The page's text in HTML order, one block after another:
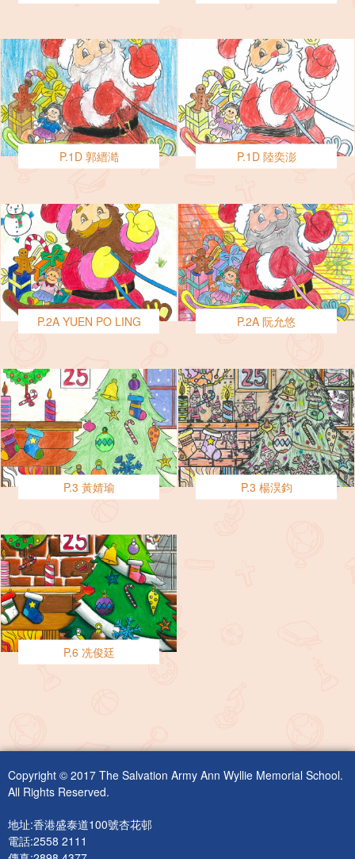
P.1D 郭縉澔 P.1D 陸奕澎
P.2A YUEN PO LING P.2A 阮允悠
P.3 黃婧瑜 P.3 楊淏鈞
P.6 冼俊廷
Copyright © 2017 The Salvation Army Ann Wyllie Memorial School.
All Rights Reserved.
地址:香港盛泰道100號杏花邨
電話:2558 2111